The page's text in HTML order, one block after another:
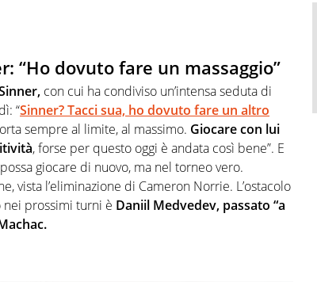
“Ho dovuto fare un massaggio”
con cui ha condiviso un’intensa seduta di
“Sinner? Tacci sua, ho dovuto fare un altro
sempre al limite, al massimo. Giocare con lui
, forse per questo oggi è andata così bene”. E
giocare di nuovo, ma nel torneo vero.
vista l’eliminazione di Cameron Norrie. L’ostacolo
prossimi turni è Daniil Medvedev, passato “a